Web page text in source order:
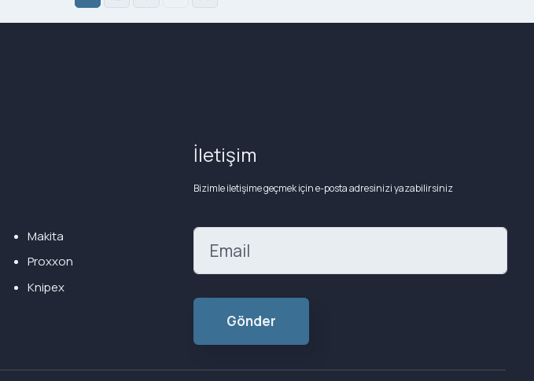
Makita
Proxxon
Knipex
İletişim
Bizimle iletişime geçmek için e-posta adresinizi yazabilirsiniz